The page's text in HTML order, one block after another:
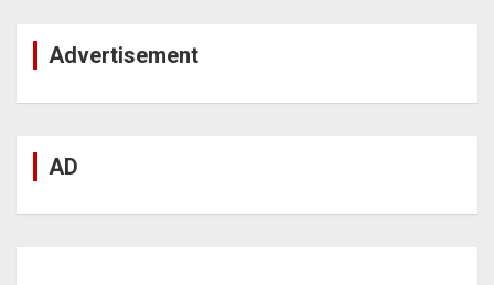
Advertisement
AD